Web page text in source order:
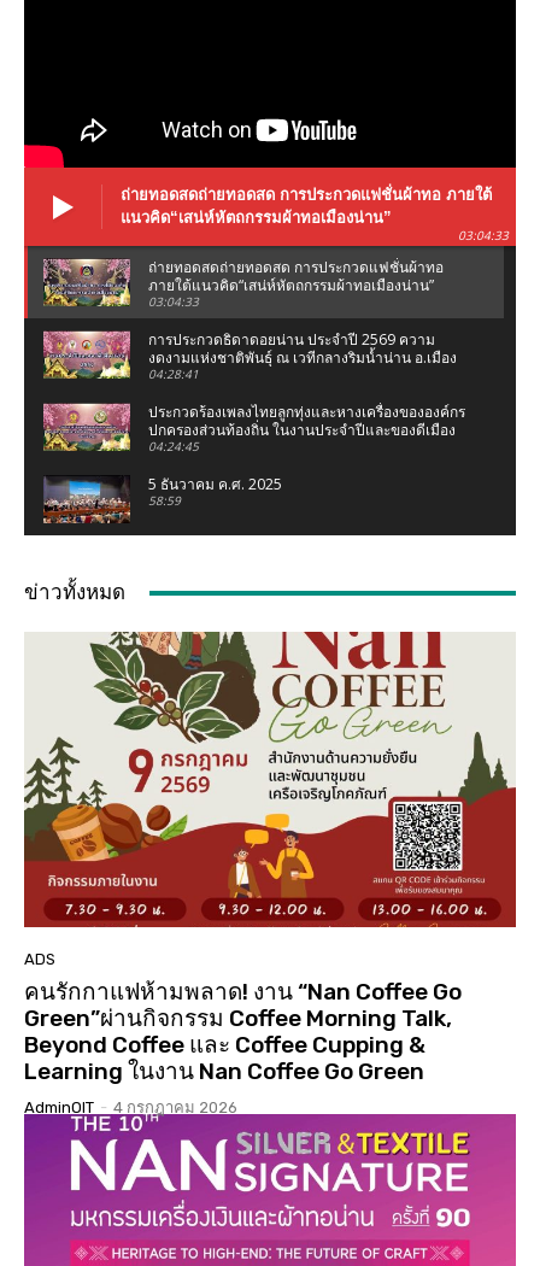
ถ่ายทอดสดถ่ายทอดสด การประกวดแฟชั่นผ้าทอ ภายใต้
แนวคิด“เสน่ห์หัตถกรรมผ้าทอเมืองน่าน”
03:04:33
ถ่ายทอดสดถ่ายทอดสด การประกวดแฟชั่นผ้าทอ
ภายใต้แนวคิด“เสน่ห์หัตถกรรมผ้าทอเมืองน่าน”
03:04:33
การประกวดธิดาดอยน่าน ประจำปี 2569 ความ
งดงามแห่งชาติพันธุ์ ณ เวทีกลางริมน้ำน่าน อ.เมือง
น่าน จ.น่าน
04:28:41
ประกวดร้องเพลงไทยลูกทุ่งและหางเครื่องขององค์กร
ปกครองส่วนท้องถิ่น ในงานประจำปีและของดีเมือง
น่าน 2569
04:24:45
5 ธันวาคม ค.ศ. 2025
58:59
02:07:05
เชอรี่ ส่งกำลังใจน้ำท่วมเหนือ ห่วงคนที่บ้านเกิด
จ.น่าน #เชอรี่ #เชอรี่เข็มอัปสร #น้ำท่วมเหนือ #น่าน
04:11
มูลนิธิเพชรเกษมน่าน ทอดผ้าป่าสามัคคี ณ มูลนิธิ
เพชรเกษมน่าน (สำนักงานใหญ่ท่าวังผา) ปี 68
01:01:17
นมัสการสรงน้ำองค์พระบรมสารีริกธาตุ 3 แผ่นดิน ปี
2568 วัดเจดีย์ ต.ดู่ใต้ อ.เมือง จ.น่าน
02:07:34
ประกวดเทพีสงกรานต์คิมหันต์ฤดู น่านนครประจำปี
2568( จัดงาน 14 เมษายน 68 )( LGBTQ )
04:23:07
“#เสน่หา #มนตรา #น่านนครา #เมืองเก่ามีชีวิต”
ข่าวทั้งหมด
ADS
คนรักกาแฟห้ามพลาด! งาน “Nan Coffee Go
Green”ผ่านกิจกรรม Coffee Morning Talk,
Beyond Coffee และ Coffee Cupping &
Learning ในงาน Nan Coffee Go Green
AdminOIT - 4 กรกฎาคม 2026